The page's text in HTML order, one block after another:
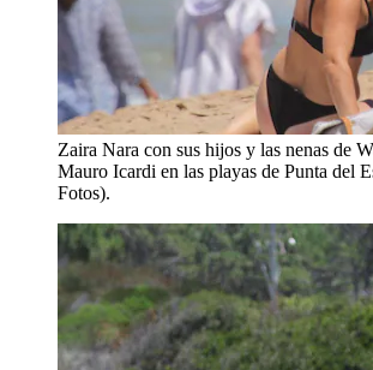
Zaira Nara con sus hijos y las nenas de
Mauro Icardi en las playas de Punta del
Fotos).